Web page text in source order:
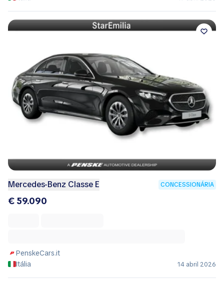
Mercedes-Benz Classe E CONCESSIONÁRIA
€ 59.090
PenskeCars.it
Itália
14 abril 2026